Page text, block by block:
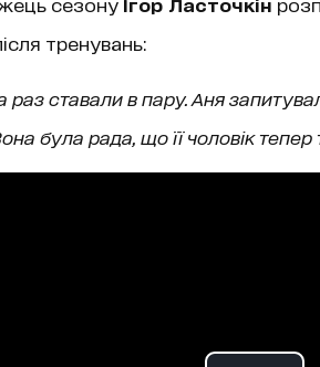
тренувань:
раз ставали в пару. Аня
була рада, що її чоловік тепер